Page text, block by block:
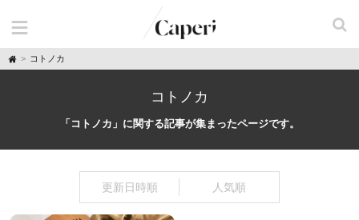
H
o
コトノカ
コトノカ
「コトノカ」に関する記事が集まったページです。
更新日時順 人気順